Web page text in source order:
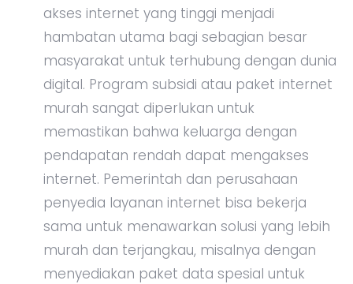
akses internet yang tinggi menjadi
hambatan utama bagi sebagian besar
masyarakat untuk terhubung dengan dunia
digital. Program subsidi atau paket internet
murah sangat diperlukan untuk
memastikan bahwa keluarga dengan
pendapatan rendah dapat mengakses
internet. Pemerintah dan perusahaan
penyedia layanan internet bisa bekerja
sama untuk menawarkan solusi yang lebih
murah dan terjangkau, misalnya dengan
menyediakan paket data spesial untuk